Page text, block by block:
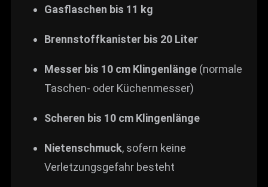
Gasflaschen bis 11 kg
Brennstoffkanister bis 20 Liter
Messer bis 10 cm Klingenlänge (normale
Taschen- oder Küchenmesser)
Scheren bis 10 cm Klingenlänge
Nietenschmuck, sofern keine
Verletzungsgefahr besteht